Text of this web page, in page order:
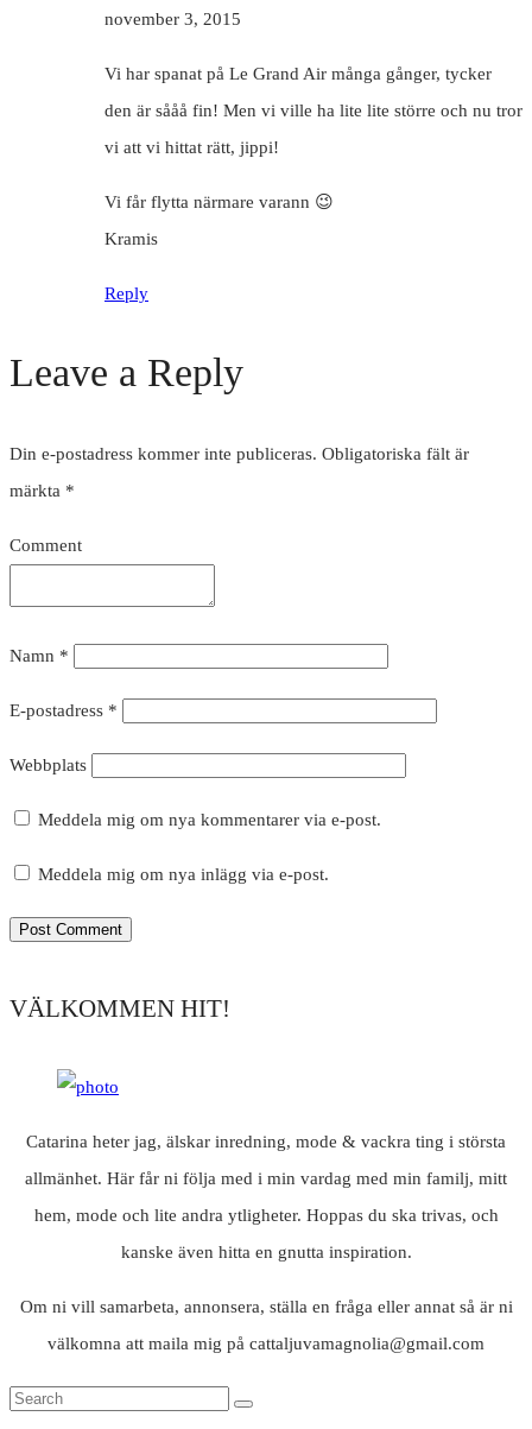
november 3, 2015
Vi har spanat på Le Grand Air många gånger, tycker
den är sååå fin! Men vi ville ha lite lite större och nu tror
vi att vi hittat rätt, jippi!
Vi får flytta närmare varann 😉
Kramis
Reply
Leave a Reply
Din e-postadress kommer inte publiceras. Obligatoriska fält är
märkta *
Comment
Namn *
E-postadress *
Webbplats
Meddela mig om nya kommentarer via e-post.
Meddela mig om nya inlägg via e-post.
VÄLKOMMEN HIT!
Catarina heter jag, älskar inredning, mode & vackra ting i största
allmänhet. Här får ni följa med i min vardag med min familj, mitt
hem, mode och lite andra ytligheter. Hoppas du ska trivas, och
kanske även hitta en gnutta inspiration.
Om ni vill samarbeta, annonsera, ställa en fråga eller annat så är ni
välkomna att maila mig på cattaljuvamagnolia@gmail.com